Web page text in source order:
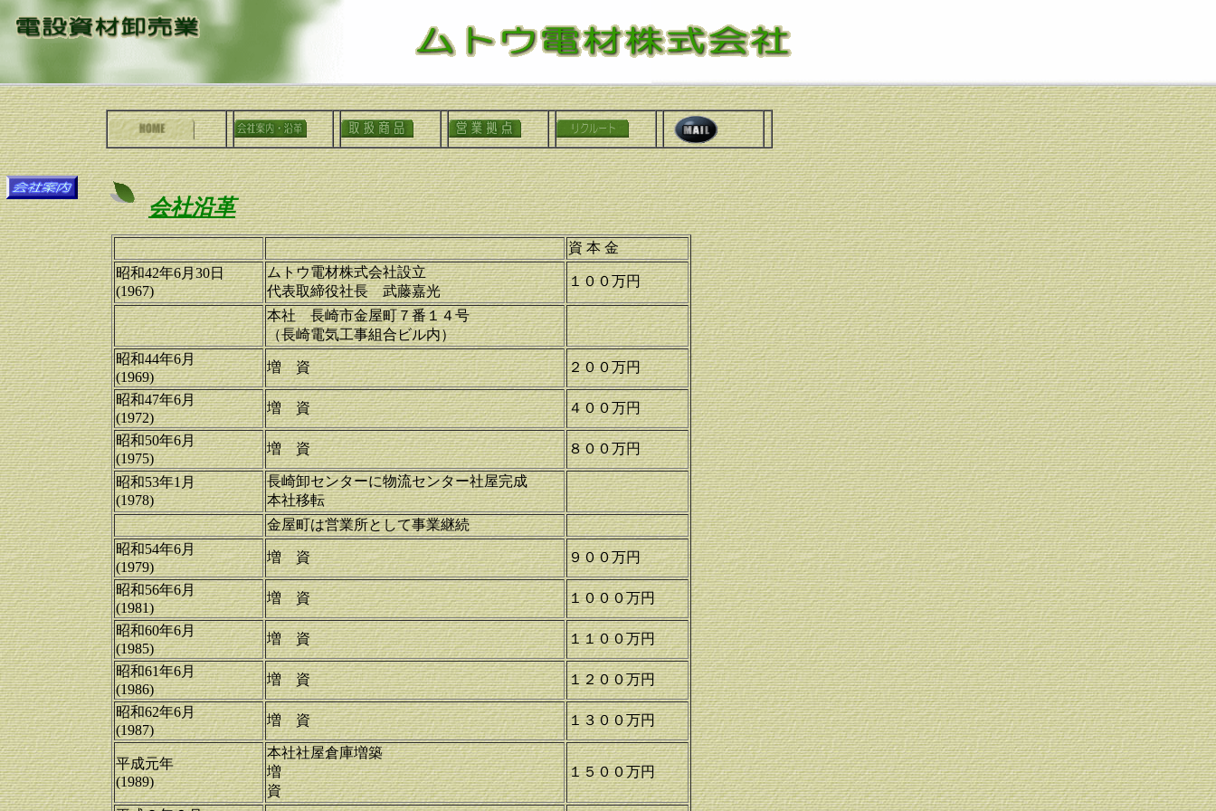
会社沿革
資 本 金
昭和42年6月30日
(1967)
ムトウ電材株式会社設立
代表取締役社長 武藤嘉光
１００万円
本社 長崎市金屋町７番１４号
（長崎電気工事組合ビル内）
昭和44年6月
(1969)
増 資 ２００万円
昭和47年6月
(1972)
増 資 ４００万円
昭和50年6月
(1975)
増 資 ８００万円
昭和53年1月
(1978)
長崎卸センターに物流センター社屋完成
本社移転
金屋町は営業所として事業継続
昭和54年6月
(1979)
増 資 ９００万円
昭和56年6月
(1981)
増 資 １０００万円
昭和60年6月
(1985)
増 資 １１００万円
昭和61年6月
(1986)
増 資 １２００万円
昭和62年6月
(1987)
増 資 １３００万円
平成元年
(1989)
本社社屋倉庫増築
増
資
１５００万円